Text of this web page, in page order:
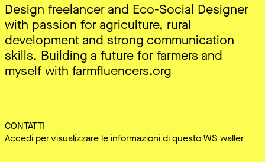
Design freelancer and Eco-Social Designer
with passion for agriculture, rural
development and strong communication
skills. Building a future for farmers and
myself with farmfluencers.org
CONTATTI
Accedi per visualizzare le informazioni di questo WS waller